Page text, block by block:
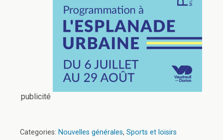
publicité
Categories: Nouvelles générales, Sports et loisirs